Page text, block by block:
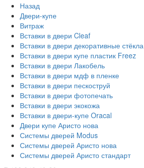
Назад
Двери-купе
Витраж
Вставки в двери Cleaf
Вставки в двери декоративные стёкла
Вставки в двери купе пластик Freez
Вставки в двери Лакобель
Вставки в двери мдф в пленке
Вставки в двери пескоструй
Вставки в двери фотопечать
Вставки в двери экокожа
Вставки в двери-купе Oracal
Двери купе Аристо нова
Системы дверей Modus
Системы дверей Аристо нова
Системы дверей Аристо стандарт